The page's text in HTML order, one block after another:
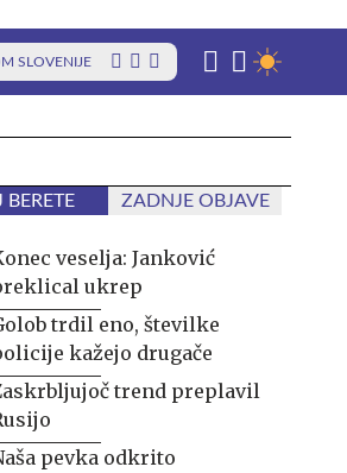
SLOVENIJE
BERETE ZADNJE OBJAVE
veselja: Janković
ukrep
trdil eno, številke
kažejo drugače
trend preplavil
pevka odkrito